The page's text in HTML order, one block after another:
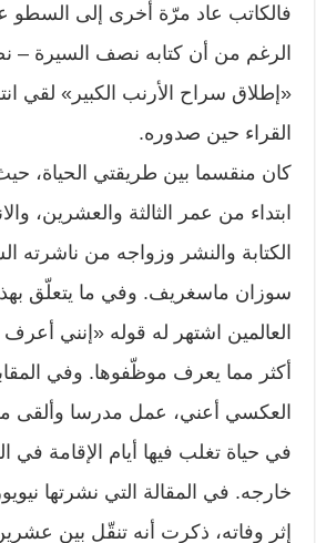
فالكاتب عاد مرّة أخرى إلى السطو
الرغم من أن كتابه نصف السيرة –
«إطلاق سراح الأرنب الكبير» لقي
القراء حين صدوره.
كان منقسما بين طريقتي الحياة، حيث
ابتداء من عمر الثالثة والعشرين،
الكتابة والنشر وزواجه من ناشرته
سوزان ماسغريف. وفي ما يتعلّق بهذا
العالمين اشتهر له قوله «إنني
أكثر مما يعرف موظّفوها. وفي
العكسي أعني، عمل مدرسا وألقى
في حياة تغلب فيها أيام الإقامة في
خارجه. في المقالة التي نشرتها
إثر وفاته، ذكرت أنه تنقّل بين